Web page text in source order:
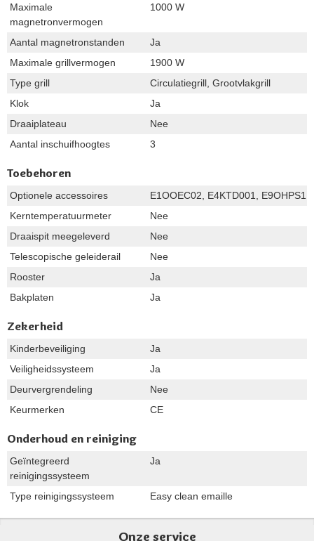
Maximale
magnetronvermogen
1000 W
Aantal magnetronstanden
Ja
Maximale grillvermogen
1900 W
Type grill
Circulatiegrill, Grootvlakgrill
Klok
Ja
Draaiplateau
Nee
Aantal inschuifhoogtes
3
Toebehoren
Optionele accessoires
E1OOEC02, E4KTD001, E9OHPS1,
Kerntemperatuurmeter
Nee
Draaispit meegeleverd
Nee
Telescopische geleiderail
Nee
Rooster
Ja
Bakplaten
Ja
Zekerheid
Kinderbeveiliging
Ja
Veiligheidssysteem
Ja
Deurvergrendeling
Nee
Keurmerken
CE
Onderhoud en reiniging
Geïntegreerd
reinigingssysteem
Ja
Type reinigingssysteem Easy clean emaille
Onze service